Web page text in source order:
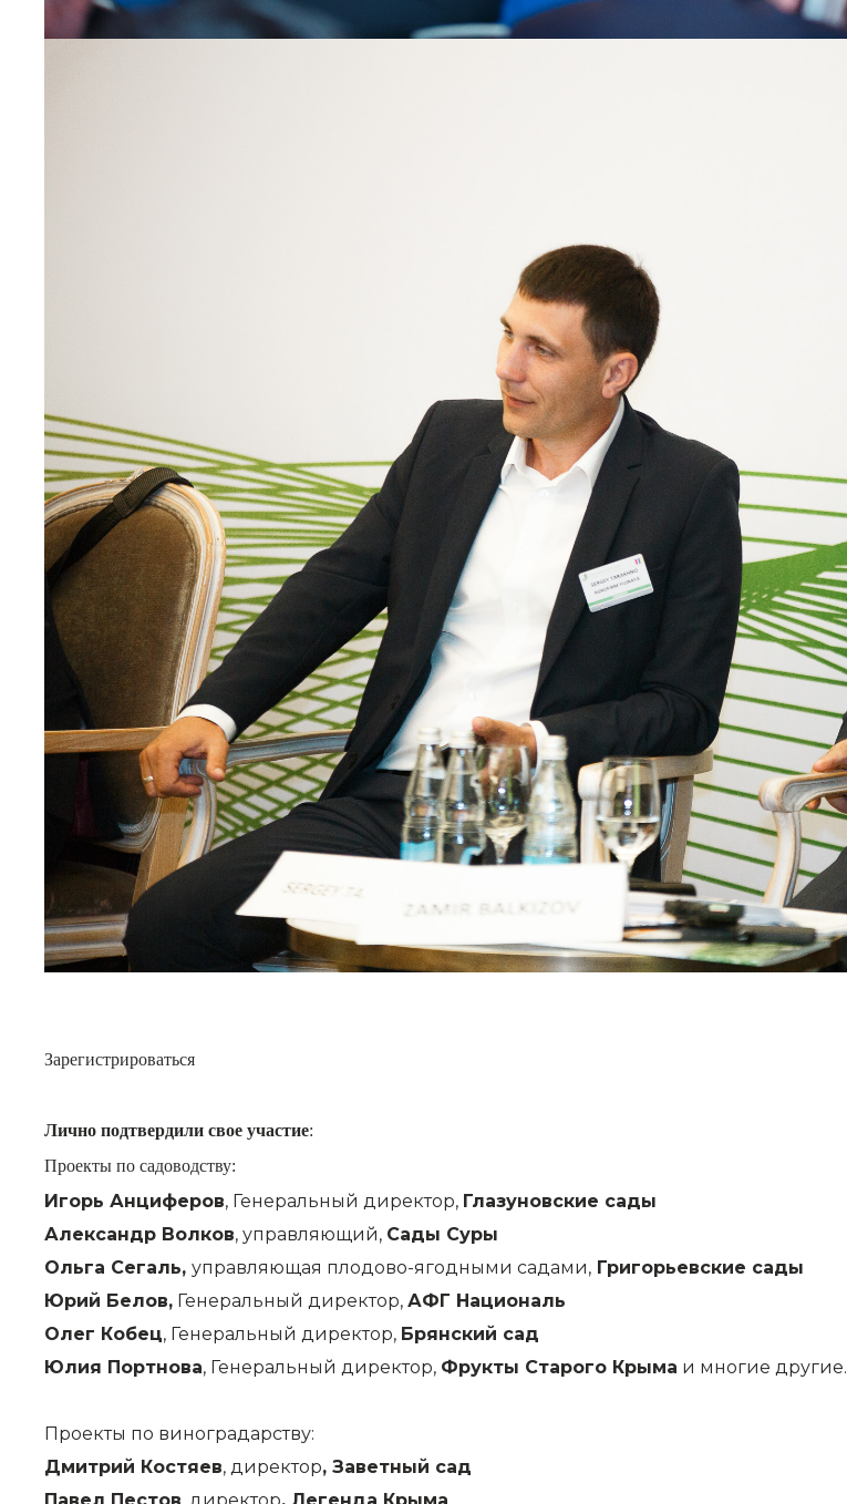
Зарегистрироваться
Лично подтвердили свое участие:
Проекты по садоводству:
Игорь Анциферов, Генеральный директор, Глазуновские сады
Александр Волков, управляющий, Сады Суры
Ольга Сегаль, управляющая плодово-ягодными садами, Григорьевские сады
Юрий Белов, Генеральный директор, АФГ Националь
Олег Кобец, Генеральный директор, Брянский сад
Юлия Портнова, Генеральный директор, Фрукты Старого Крыма и многие другие.
Проекты по виноградарству:
Дмитрий Костяев, директор, Заветный сад